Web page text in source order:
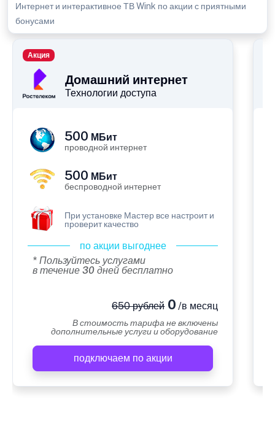
Интернет и интерактивное ТВ Wink по акции с приятными
бонусами
Домашний интернет
Технологии доступа
Акция
500 МБит
проводной интернет
500 МБит
беспроводной интернет
При установке Мастер все настроит и
проверит качество
по акции выгоднее
* Пользуйтесь услугами
в течение 30 дней бесплатно
650 рублей0 /в месяц
В стоимость тарифа не включены
дополнительные услуги и оборудование
подключаем по акции